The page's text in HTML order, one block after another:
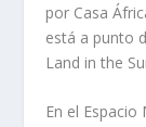
por Casa
está a punto
Land in the
En el